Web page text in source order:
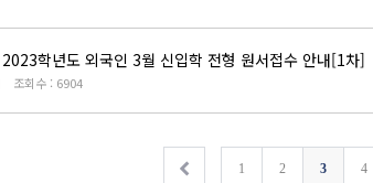
2023학년도 외국인 3월 신입학 전형 원서접수 안내[1차]
조회수 : 6904
1 2 3 4